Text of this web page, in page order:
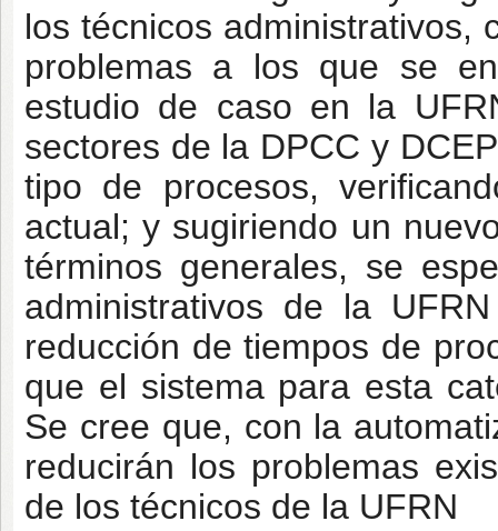
los técnicos administrativos,
problemas a los que se
estudio de caso en la
sectores de la DPCC y
tipo de procesos,
actual; y sugiriendo un
términos generales, se
administrativos de la
reducción de tiempos de
que el sistema para esta
Se cree que, con la
reducirán los problemas
de los técnicos de la UFRN